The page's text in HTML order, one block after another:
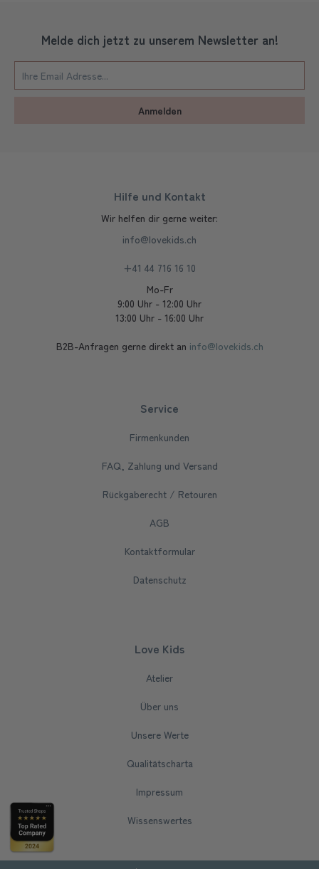
Melde dich jetzt zu unserem Newsletter an!
Anmelden
Hilfe und Kontakt
Wir helfen dir gerne weiter:
info@lovekids.ch
+41 44 716 16 10
Mo-Fr
9:00 Uhr - 12:00 Uhr
13:00 Uhr - 16:00 Uhr
B2B-Anfragen gerne direkt an info@lovekids.ch
Service
Firmenkunden
FAQ, Zahlung und Versand
Rückgaberecht / Retouren
AGB
Kontaktformular
Datenschutz
Love Kids
Atelier
Über uns
Unsere Werte
Qualitätscharta
Impressum
Wissenswertes